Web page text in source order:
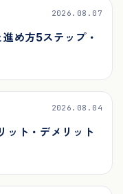
2026.08.07
め方5ステップ・
2026.08.04
ット・デメリット